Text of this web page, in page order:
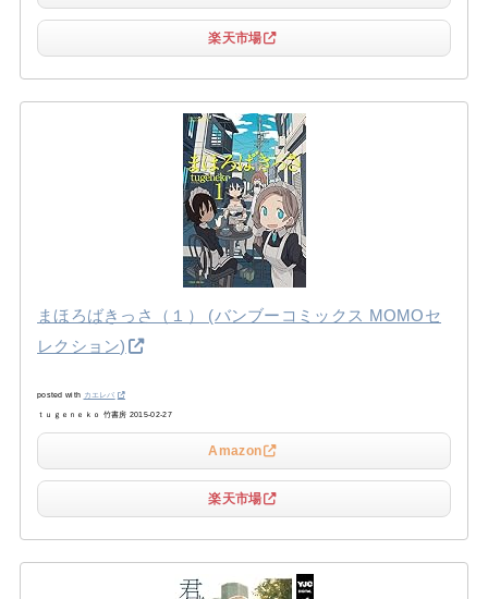
楽天市場
まほろばきっさ（１） (バンブーコミックス MOMOセ
レクション)
posted with カエレバ
ｔｕｇｅｎｅｋｏ 竹書房 2015-02-27
Amazon
楽天市場